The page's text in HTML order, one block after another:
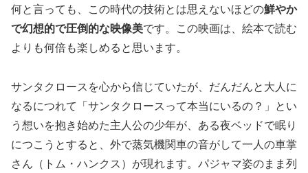
何と言っても、この時代の技術とは思えないほどの鮮やか
で幻想的で圧倒的な映像美です。この映画は、絵本で読む
よりも何倍も楽しめると思います。
サンタクロースを心から信じていたが、だんだんと大人に
なるにつれて「サンタクロースって本当にいるの？」とい
う想いを抱き始めた主人公の少年が、ある夜ベッドで眠り
につこうとすると、外で蒸気機関車の音がして一人の車掌
さん（トム・ハンクス）が現れます。パジャマ姿のまま列